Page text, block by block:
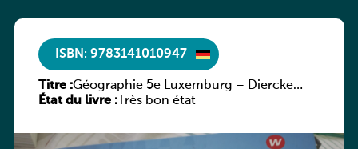
ISBN: 9783141010947
Titre :Géographie 5e Luxemburg – Diercke
Praxis
État du livre :Très bon état